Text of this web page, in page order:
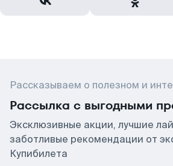
Рассказываем о полезном и
Рассылка с выгодными
Эксклюзивные акции, лучшие
заботливые рекомендации от
Купибилета